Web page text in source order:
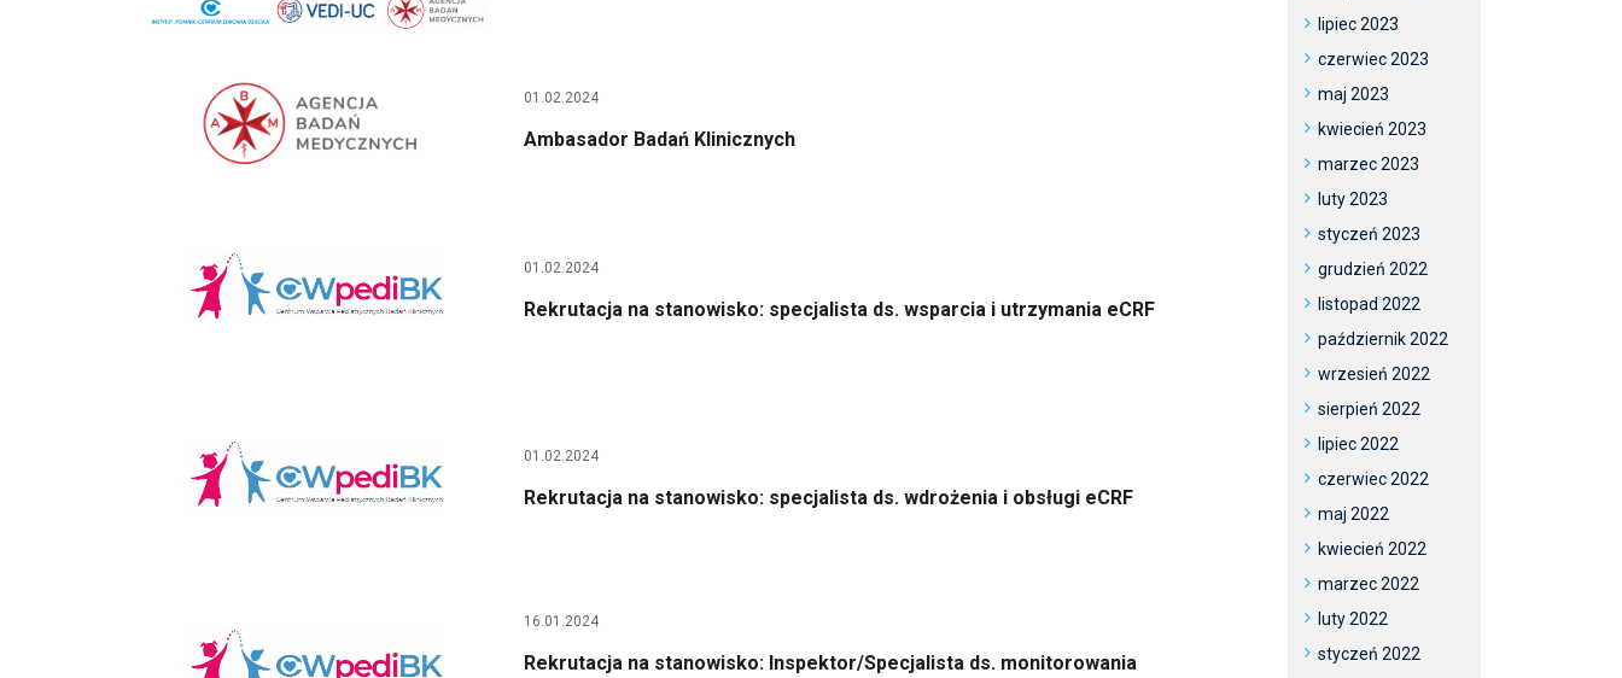
01.02.2024
Ambasador Badań Klinicznych
01.02.2024
Rekrutacja na stanowisko: specjalista ds. wsparcia i utrzymania eCRF
01.02.2024
Rekrutacja na stanowisko: specjalista ds. wdrożenia i obsługi eCRF
16.01.2024
Rekrutacja na stanowisko: Inspektor/Specjalista ds. monitorowania
lipiec 2023
czerwiec 2023
maj 2023
kwiecień 2023
marzec 2023
luty 2023
styczeń 2023
grudzień 2022
listopad 2022
październik 2022
wrzesień 2022
sierpień 2022
lipiec 2022
czerwiec 2022
maj 2022
kwiecień 2022
marzec 2022
luty 2022
styczeń 2022